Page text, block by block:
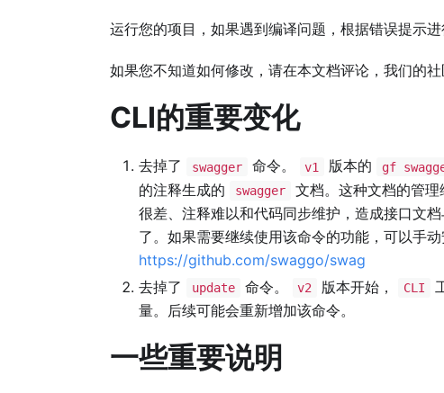
运行您的项目，如果遇到编译问题，根据错误提示进
如果您不知道如何修改，请在本文档评论，我们的
CLI的重要变化
去掉了 swagger 命令。 v1 版本的 gf
的注释生成的
swagger 文档。这种文档的管
很差、注释难以和代码同步维护，造成接口文
了。如果需要继续使用该命令的功能，可以手
https://github.com/swaggo/swag
去掉了
update 命令。 v2 版本开始， CLI
量。后续可能会重新增加该命令。
一些重要说明